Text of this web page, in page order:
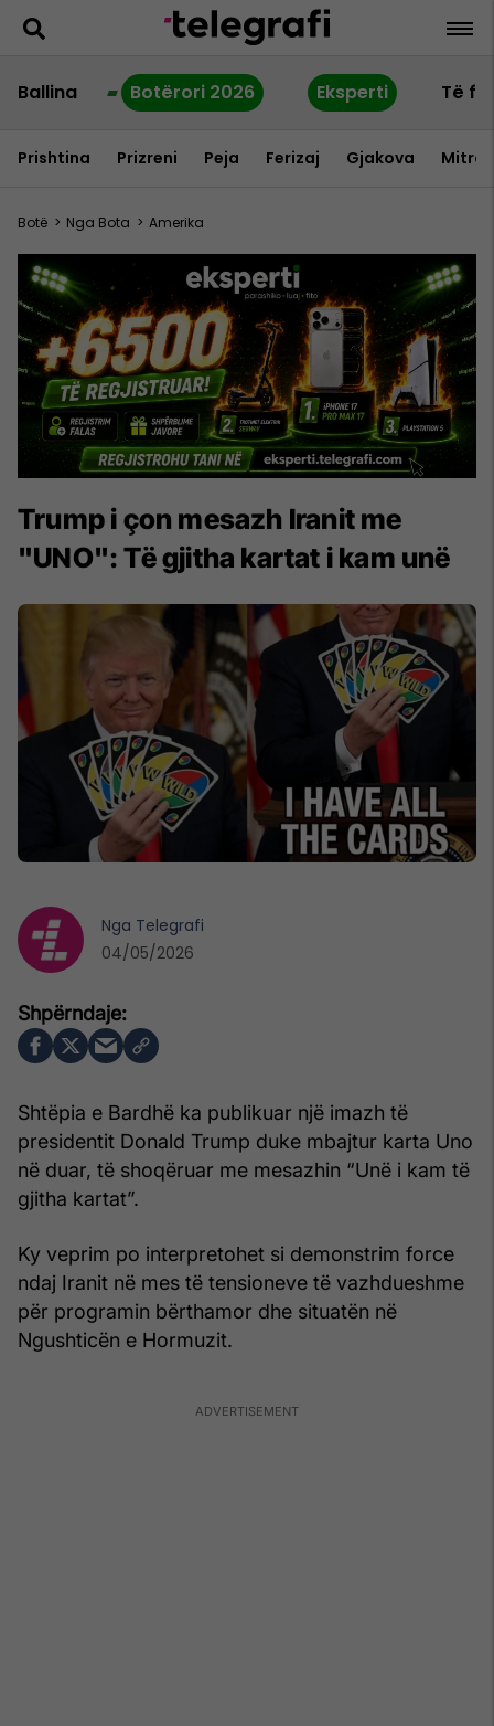
Ballina Botërori 2026 Eksperti Të
Prishtina Prizreni Peja Ferizaj Gjakova
Botë > Nga Bota > Amerika
Trump i çon mesazh Iranit me
"UNO": Të gjitha kartat i kam unë
Shtëpia e Bardhë ka publikuar një imazh të
presidentit Donald Trump duke mbajtur karta Uno
në duar, të shoqëruar me mesazhin “Unë i kam të
gjitha kartat”.
Ky veprim po interpretohet si demonstrim force
ndaj Iranit në mes të tensioneve të vazhdueshme
për programin bërthamor dhe situatën në
Ngushticën e Hormuzit.
Nga Telegrafi
04/05/2026